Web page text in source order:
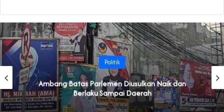
Politik
Ambang Batas Parlemen Diusulkan Naik dan
Berlaku Sampai Daerah